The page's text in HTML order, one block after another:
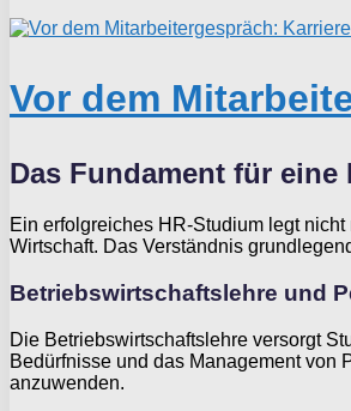
Vor dem
Das Fundament für eine
Ein erfolgreiches HR-Studium legt
Wirtschaft. Das Verständnis
Betriebswirtschaftslehre und
Die Betriebswirtschaftslehre versorgt
Bedürfnisse und das Management von
anzuwenden.